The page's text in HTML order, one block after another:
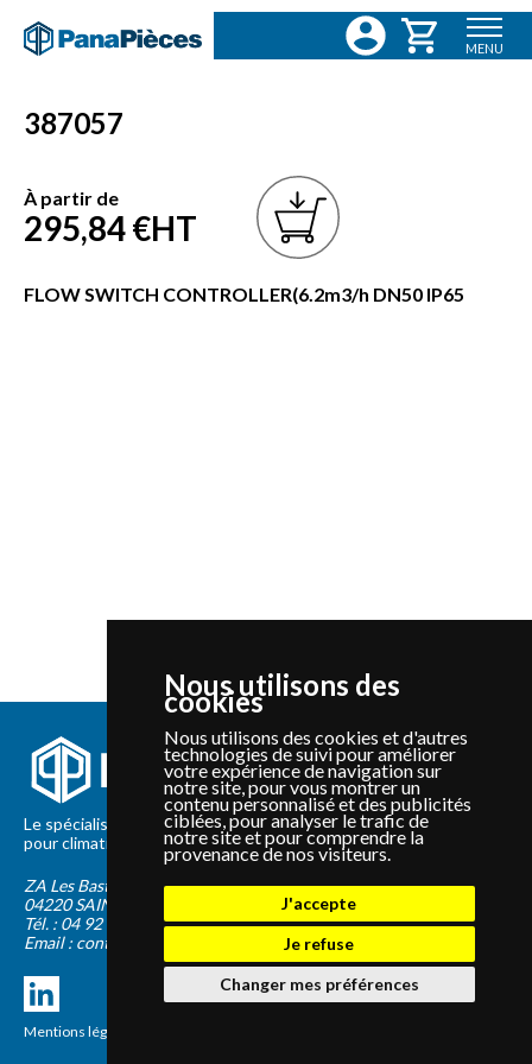
Nous utilisons des
cookies
Nous utilisons des cookies et d'autres
technologies de suivi pour améliorer
votre expérience de navigation sur
notre site, pour vous montrer un
contenu personnalisé et des publicités
ciblées, pour analyser le trafic de
notre site et pour comprendre la
provenance de nos visiteurs.
J'accepte
Je refuse
Changer mes préférences
MENU
387057
À partir de
295,84 €HT
FLOW SWITCH CONTROLLER(6.2m3/h DN50 IP65
Le spécialiste depuis 2012 de la vente de pièces détachées
pour climatisation et Pompe à Chaleur Panasonic et Sanyo
ZA Les Bastides Blanches
04220 SAINTE-TULLE
Tél. : 04 92 75 89 55
Email : contact@panapieces.com
Mentions légales